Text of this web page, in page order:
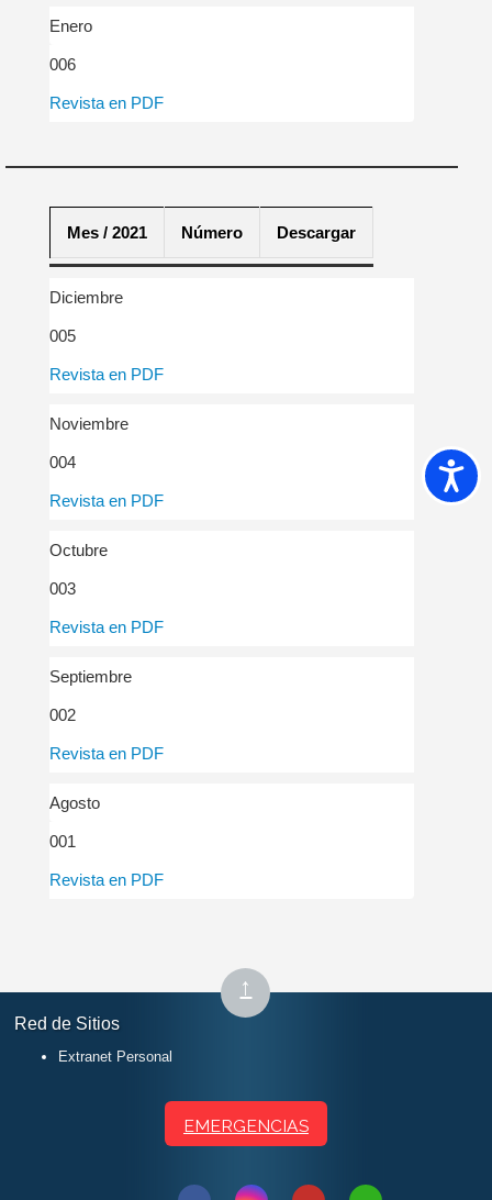
Enero
006
Revista en PDF
Mes / 2021 Número Descargar
Diciembre
005
Revista en PDF
Noviembre
004
Revista en PDF
Octubre
003
Revista en PDF
Septiembre
002
Revista en PDF
Agosto
001
Revista en PDF
↑ Subir
al
Red de Sitios
Extranet Personal
EMERGENCIAS
SíguenosSíguenosSíguenosSíguenosContactar